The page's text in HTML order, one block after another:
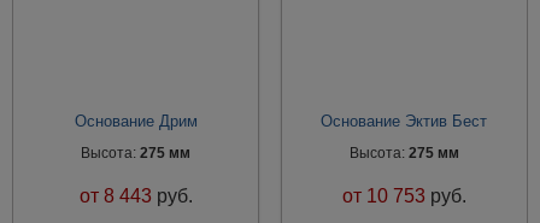
Основание Дрим
Высота:275 мм
от8 443 руб.
Основание Эктив Бест
Высота: 275 мм
от10 753 руб.